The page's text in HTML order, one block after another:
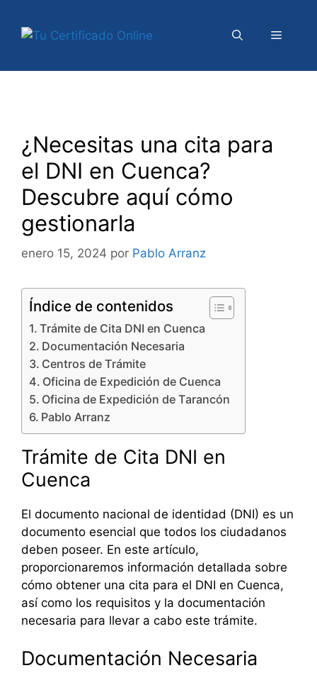
contenido
Menú
¿Necesitas una cita para
el DNI en Cuenca?
Descubre aquí cómo
gestionarla
enero 15, 2024 por Pablo Arranz
Índice de contenidos
Trámite de Cita DNI en Cuenca
Documentación Necesaria
Centros de Trámite
Oficina de Expedición de Cuenca
Oficina de Expedición de Tarancón
Pablo Arranz
Trámite de Cita DNI en
Cuenca
El documento nacional de identidad (DNI) es un
documento esencial que todos los ciudadanos
deben poseer. En este artículo,
proporcionaremos información detallada sobre
cómo obtener una cita para el DNI en Cuenca,
así como los requisitos y la documentación
necesaria para llevar a cabo este trámite.
Documentación Necesaria